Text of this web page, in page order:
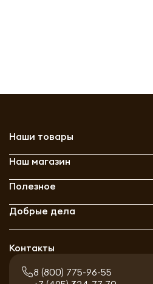
Наши товары
Наш магазин
Полезное
Добрые дела
Контакты
8 (800) 775-96-55